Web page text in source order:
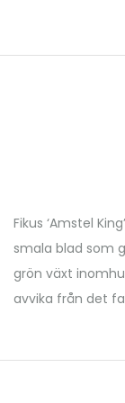
Fikus ‘Amstel
smala blad som
grön växt
avvika från det